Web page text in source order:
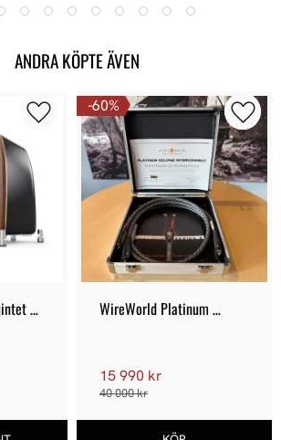
ANDRA KÖPTE ÄVEN
WireWorld Platinum
15 990 kr
40 000 kr
60%